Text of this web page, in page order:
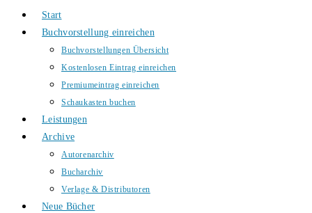
durchsuchen
Start
Buchvorstellung einreichen
Buchvorstellungen Übersicht
Kostenlosen Eintrag einreichen
Premiumeintrag einreichen
Schaukasten buchen
Leistungen
Archive
Autorenarchiv
Bucharchiv
Verlage & Distributoren
Neue Bücher